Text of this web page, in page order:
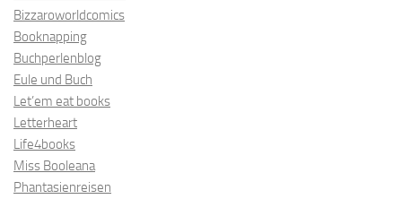
Bizzaroworldcomics
Booknapping
Buchperlenblog
Eule und Buch
Let’em eat books
Letterheart
Life4books
Miss Booleana
Phantasienreisen